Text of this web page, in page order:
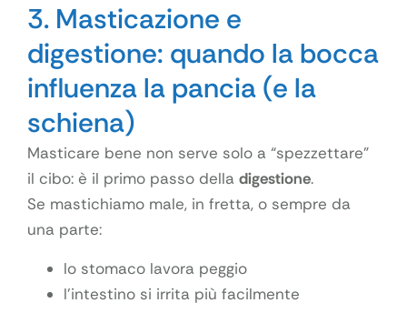
3. Masticazione e
digestione: quando la bocca
influenza la pancia (e la
schiena)
Masticare bene non serve solo a “spezzettare”
il cibo: è il primo passo della digestione.
Se mastichiamo male, in fretta, o sempre da
una parte:
lo stomaco lavora peggio
l’intestino si irrita più facilmente